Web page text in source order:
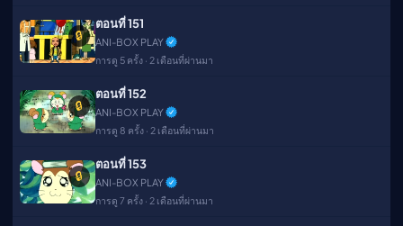
🔒
ตอนที่ 151
ANI-BOX PLAY
การดู 5 ครั้ง · 2 เดือนที่ผ่านมา
🔒
ตอนที่ 152
ANI-BOX PLAY
การดู 8 ครั้ง · 2 เดือนที่ผ่านมา
🔒
ตอนที่ 153
ANI-BOX PLAY
การดู 7 ครั้ง · 2 เดือนที่ผ่านมา